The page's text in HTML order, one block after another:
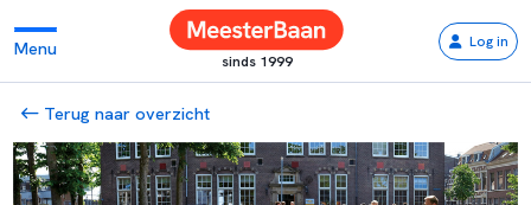
Menu
sinds 1999
Log in
Terug naar overzicht